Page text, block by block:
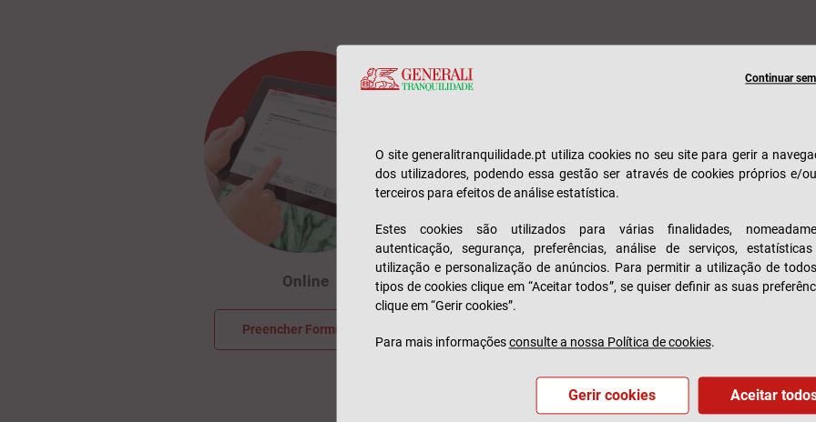
Online
Preencher Formulário
No mediador ou numa loja
Continuar
O site generalitranquilidade.pt utiliza cookies no seu site para gerir a
dos utilizadores, podendo essa gestão ser através de cookies próprios e/
terceiros para efeitos de análise estatística.
Estes cookies são utilizados para várias finalidades,
autenticação, segurança, preferências, análise de serviços,
utilização e personalização de anúncios. Para permitir a utilização de
tipos de cookies clique em “Aceitar todos”, se quiser definir as suas
clique em “Gerir cookies”.
Para mais informaçõesconsulte a nossa Política de cookies.
Gerir cookies Aceitar